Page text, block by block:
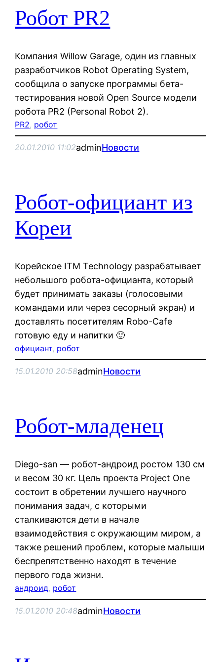
Робот PR2
Компания Willow Garage, один из главных
разработчиков Robot Operating System,
сообщила о запуске программы бета-
тестирования новой Open Source модели
робота PR2 (Personal Robot 2).
PR2, робот
20.01.2010 11:02adminНовости
Робот-официант из
Кореи
Корейское ITM Technology разрабатывает
небольшого робота-официанта, который
будет принимать заказы (голосовыми
командами или через сесорный экран) и
доставлять посетителям Robo-Cafe
готовую еду и напитки 🙂
официант, робот
15.01.2010 20:58adminНовости
Робот-младенец
Diego-san — робот-андроид ростом 130 см
и весом 30 кг. Цель проекта Project One
состоит в обретении лучшего научного
понимания задач, с которыми
сталкиваются дети в начале
взаимодействия с окружающим миром, а
также решений проблем, которые малыши
беспрепятственно находят в течение
первого года жизни.
андроид, робот
15.01.2010 20:48adminНовости